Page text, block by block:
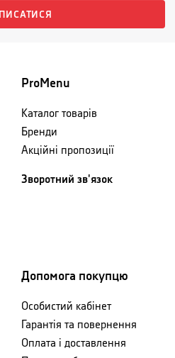
ProMenu
Каталог товарів
Бренди
Акційні пропозиції
Зворотний зв'язок
Допомога покупцю
Особистий кабінет
Гарантія та повернення
Оплата і доставлення